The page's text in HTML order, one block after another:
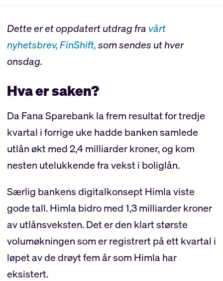
Dette er et oppdatert utdrag fra vårt
nyhetsbrev, FinShift,som sendes ut hver
onsdag.
Hva er saken?
Da Fana Sparebank la frem resultat for tredje
kvartal i forrige uke hadde banken samlede
utlån økt med 2,4 milliarder kroner, og kom
nesten utelukkende fra vekst i boliglån.
Særlig bankens digitalkonsept Himla viste
gode tall. Himla bidro med 1,3 milliarder kroner
av utlånsveksten. Det er den klart største
volumøkningen som er registrert på ett kvartal i
løpet av de drøyt fem år som Himla har
eksistert.